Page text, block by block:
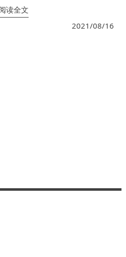
读全文
2021/08/16